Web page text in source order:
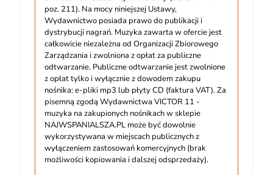
poz. 211). Na mocy niniejszej Ustawy,
Wydawnictwo posiada prawo do publikacji i
dystrybucji nagrań. Muzyka zawarta w ofercie jest
całkowicie niezależna od Organizacji Zbiorowego
Zarządzania i zwolniona z opłat za publiczne
odtwarzanie. Publiczne odtwarzanie jest zwolnione
z opłat tylko i wyłącznie z dowodem zakupu
nośnika: e-pliki mp3 lub płyty CD (faktura VAT). Za
pisemną zgodą Wydawnictwa VICTOR 11 -
muzyka na zakupionych nośnikach w sklepie
NAJWSPANIALSZA.PL może być dowolnie
wykorzystywana w miejscach publicznych z
wyłączeniem zastosowań komercyjnych (brak
możliwości kopiowania i dalszej odsprzedaży).